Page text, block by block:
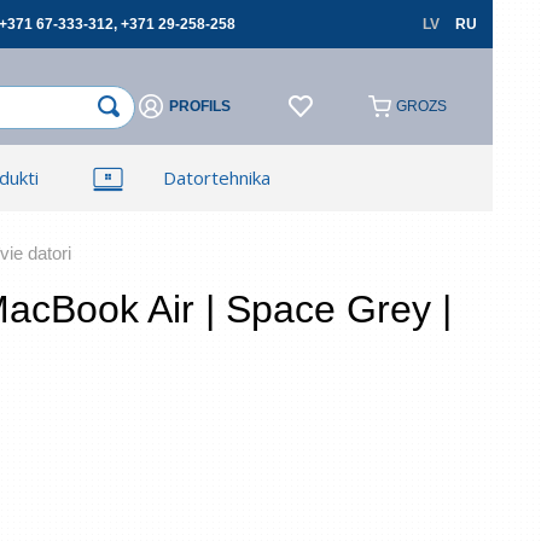
67-333-312, +371 29-258-258 LV RU
PROFILS
Reģistrēties
Reģistrēties
GROZS
Datortehnika
TV, Foto un elektronika
datori
Air | Space Grey |